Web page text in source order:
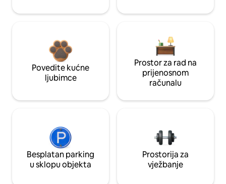
Povedite kućne
ljubimce
Prostor za rad na
prijenosnom
računalu
Besplatan parking
u sklopu objekta
Prostorija za
vježbanje